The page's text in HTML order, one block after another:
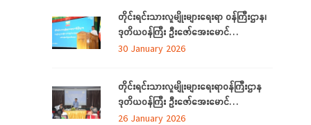
သည့် သက်တိုင်းရင်းသားလူမျိုးများနှင့်
တွေ့ဆုံ၊ (၃၉)ကြိမ်မြောက် ဂုဏဝိသိဌပူဇာ
မင်္ဂလာပွဲအခမ်းအနား အောင်မြင်စွာကျင်းပ
နိုင်ရေး လုပ်ငန်းညှိနှိုင်းအစည်းအဝေးသို့
တိုင်းရင်းသားလူမျိုးများရေးရာ ဝန်ကြီးဌာန၊
ဒုတိယဝန်ကြီး ဦးဇော်အေးမောင်
တိုင်းရင်းသားလူမျိုးများရေးရာဝန်ကြီးဌာန Al
သင်တန်းဆင်းပွဲအခမ်းအနားသို့ တက်ရောက်
နေပြည်တော် ဇန်နဝါရီလ ၃၀
30 January 2026
တိုင်းရင်းသားလူမျိုးများရေးရာဝန်ကြီးဌာန
ဒုတိယဝန်ကြီး ဦးဇော်အေးမောင်
ရန်ကုန်တိုင်းဒေသကြီး၊ ညွှန်ကြားရေးမှူးရုံးရှိ
26 January 2026